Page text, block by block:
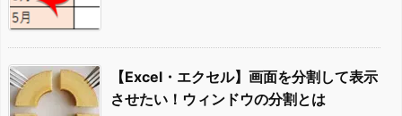
【Excel・エクセル】画面を分割して表示
させたい！ウィンドウの分割とは